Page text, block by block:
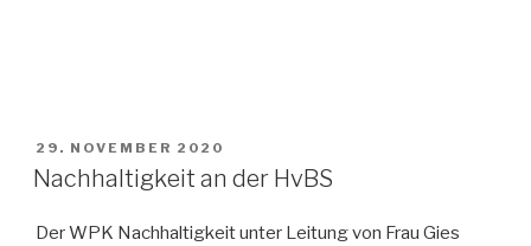
VERÖFFENTLICHT
AM
29. NOVEMBER 2020
Nachhaltigkeit an der HvBS
Der WPK Nachhaltigkeit unter Leitung von Frau Gies